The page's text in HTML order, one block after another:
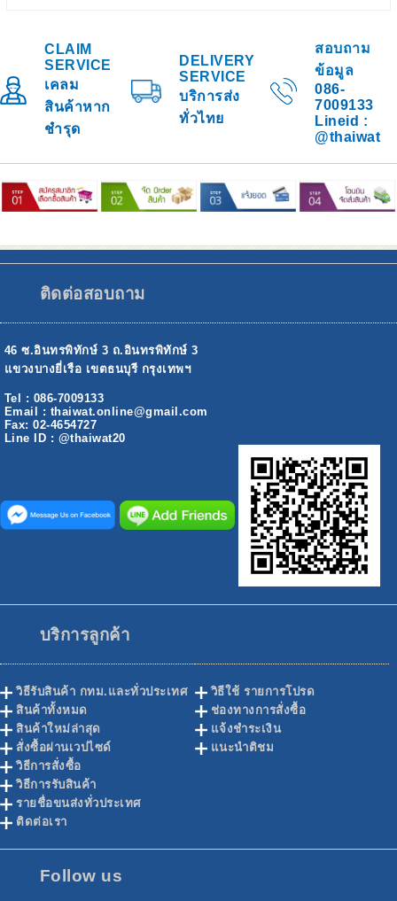
CLAIM
SERVICE
เคลม
สินค้าหาก
ชำรุด
DELIVERY
SERVICE
บริการส่ง
ทั่วไทย
สอบถาม
ข้อมูล
086-
7009133
Lineid :
@thaiwat
ติดต่อสอบถาม
46 ซ.อินทรพิทักษ์ 3 ถ.อินทรพิทักษ์ 3
แขวงบางยี่เรือ เขตธนบุรี กรุงเทพฯ
Tel : 086-7009133
Email : thaiwat.online@gmail.com
Fax: 02-4654727
Line ID : @thaiwat20
บริการลูกค้า
วิธีรับสินค้า กทม.และทั่วประเทศ
สินค้าทั้งหมด
สินค้าใหม่ล่าสุด
สั่งซื้อผ่านเวปไซด์
วิธีการสั่งซื้อ
วิธีการรับสินค้า
รายชื่อขนส่งทั่วประเทศ
ติดต่อเรา
วิธีใช้ รายการโปรด
ช่องทางการสั่งซื้อ
แจ้งชำระเงิน
แนะนำติชม
Follow us